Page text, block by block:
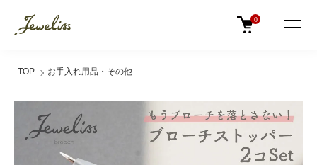
0
TOP お手入れ用品・その他